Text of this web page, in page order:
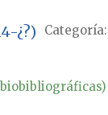
¿?) Categoría: